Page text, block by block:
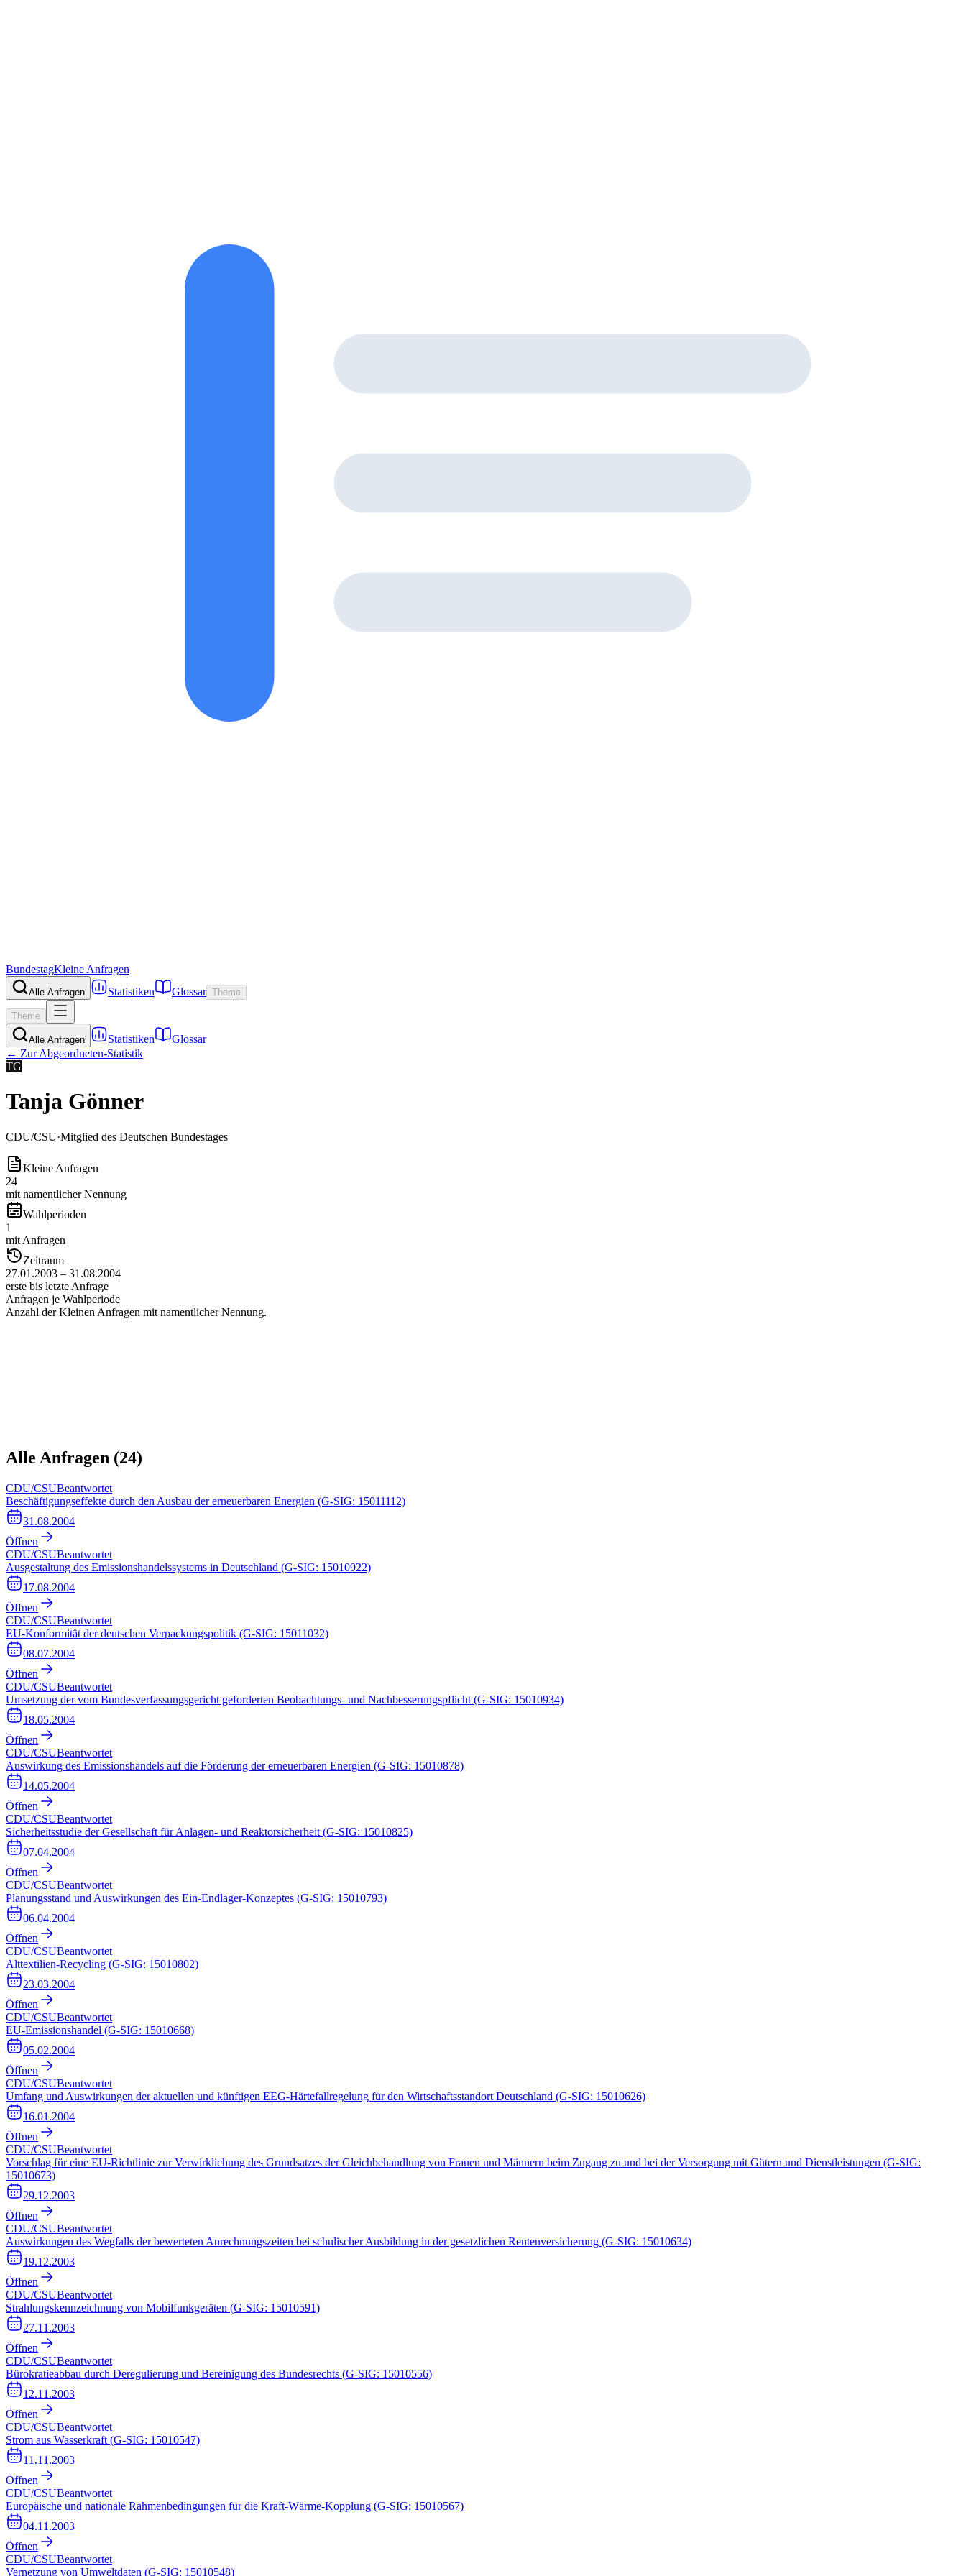
BundestagKleine Anfragen
Alle Anfragen Statistiken Glossar Theme
Theme
Alle Anfragen Statistiken
Glossar
← Zur Abgeordneten-Statistik
TG
Tanja Gönner
CDU/CSU·Mitglied des Deutschen Bundestages
Kleine Anfragen
24
mit namentlicher Nennung
Wahlperioden
1
mit Anfragen
Zeitraum
27.01.2003 – 31.08.2004
erste bis letzte Anfrage
Anfragen je Wahlperiode
Anzahl der Kleinen Anfragen mit namentlicher Nennung.
Alle Anfragen (24)
CDU/CSUBeantwortet
Beschäftigungseffekte durch den Ausbau der erneuerbaren Energien (G-SIG: 15011112)
31.08.2004
Öffnen
CDU/CSUBeantwortet
Ausgestaltung des Emissionshandelssystems in Deutschland (G-SIG: 15010922)
17.08.2004
Öffnen
CDU/CSUBeantwortet
EU-Konformität der deutschen Verpackungspolitik (G-SIG: 15011032)
08.07.2004
Öffnen
CDU/CSUBeantwortet
Umsetzung der vom Bundesverfassungsgericht geforderten Beobachtungs- und Nachbesserungspflicht (G-SIG: 15010934)
18.05.2004
Öffnen
CDU/CSUBeantwortet
Auswirkung des Emissionshandels auf die Förderung der erneuerbaren Energien (G-SIG: 15010878)
14.05.2004
Öffnen
CDU/CSUBeantwortet
Sicherheitsstudie der Gesellschaft für Anlagen- und Reaktorsicherheit (G-SIG: 15010825)
07.04.2004
Öffnen
CDU/CSUBeantwortet
Planungsstand und Auswirkungen des Ein-Endlager-Konzeptes (G-SIG: 15010793)
06.04.2004
Öffnen
CDU/CSUBeantwortet
Alttextilien-Recycling (G-SIG: 15010802)
23.03.2004
Öffnen
CDU/CSUBeantwortet
EU-Emissionshandel (G-SIG: 15010668)
05.02.2004
Öffnen
CDU/CSUBeantwortet
Umfang und Auswirkungen der aktuellen und künftigen EEG-Härtefallregelung für den Wirtschaftsstandort Deutschland (G-SIG: 15010626)
16.01.2004
Öffnen
CDU/CSUBeantwortet
Vorschlag für eine EU-Richtlinie zur Verwirklichung des Grundsatzes der Gleichbehandlung von Frauen und Männern beim Zugang zu und bei der Versorgung mit Gütern und Dienstleistungen (G-SIG:
15010673)
29.12.2003
Öffnen
CDU/CSUBeantwortet
Auswirkungen des Wegfalls der bewerteten Anrechnungszeiten bei schulischer Ausbildung in der gesetzlichen Rentenversicherung (G-SIG: 15010634)
19.12.2003
Öffnen
CDU/CSUBeantwortet
Strahlungskennzeichnung von Mobilfunkgeräten (G-SIG: 15010591)
27.11.2003
Öffnen
CDU/CSUBeantwortet
Bürokratieabbau durch Deregulierung und Bereinigung des Bundesrechts (G-SIG: 15010556)
12.11.2003
Öffnen
CDU/CSUBeantwortet
Strom aus Wasserkraft (G-SIG: 15010547)
11.11.2003
Öffnen
CDU/CSUBeantwortet
Europäische und nationale Rahmenbedingungen für die Kraft-Wärme-Kopplung (G-SIG: 15010567)
04.11.2003
Öffnen
CDU/CSUBeantwortet
Vernetzung von Umweltdaten (G-SIG: 15010548)